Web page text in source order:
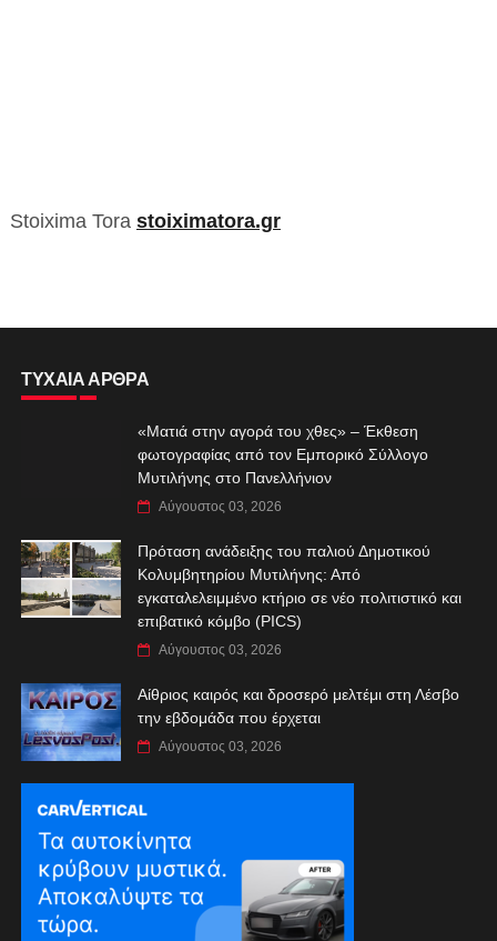
Stoixima Tora stoiximatora.gr
ΤΥΧΑΙΑ ΑΡΘΡΑ
«Ματιά στην αγορά του χθες» – Έκθεση
φωτογραφίας από τον Εμπορικό Σύλλογο
Μυτιλήνης στο Πανελλήνιον
Αύγουστος 03, 2026
Πρόταση ανάδειξης του παλιού Δημοτικού
Κολυμβητηρίου Μυτιλήνης: Από
εγκαταλελειμμένο κτήριο σε νέο πολιτιστικό και
επιβατικό κόμβο (PICS)
Αύγουστος 03, 2026
Αίθριος καιρός και δροσερό μελτέμι στη Λέσβο
την εβδομάδα που έρχεται
Αύγουστος 03, 2026